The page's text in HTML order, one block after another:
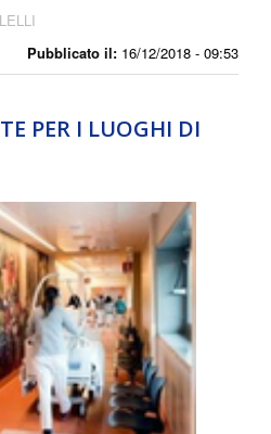
Pubblicato il: 16/12/2018 - 09:53
PER I LUOGHI DI